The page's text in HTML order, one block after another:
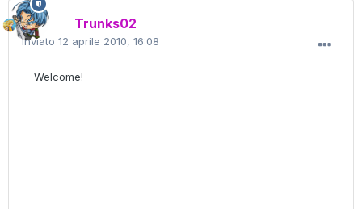
Trunks02
Inviato 12 aprile 2010, 16:08
Welcome!